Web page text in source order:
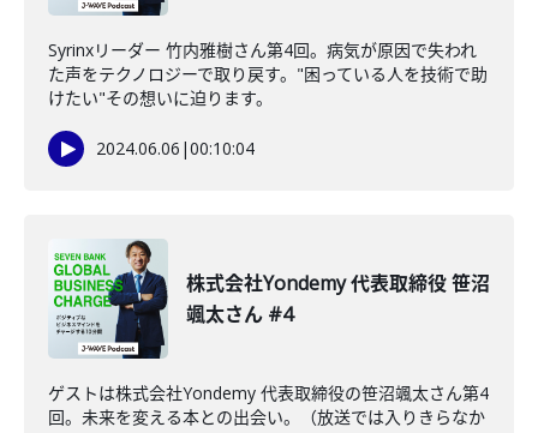
Syrinxリーダー 竹内雅樹さん第4回。病気が原因で失われ
た声をテクノロジーで取り戻す。"困っている人を技術で助
けたい"その想いに迫ります。
2024.06.06 |00:10:04
株式会社Yondemy 代表取締役 笹沼
颯太さん #4
ゲストは株式会社Yondemy 代表取締役の笹沼颯太さん第4
回。未来を変える本との出会い。（放送では入りきらなか